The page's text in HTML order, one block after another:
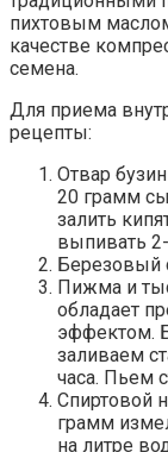
пихтовым
качестве
семена.
Для приема
рецепты:
Отвар
20 грамм
залить
выпивать
Березовый
Пижма и
обладает
эффектом.
заливаем
часа. Пьем
Спиртовой
грамм
на литре